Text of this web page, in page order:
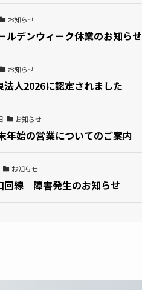
お知らせ
ルデンウィーク休業のお知らせ
お知らせ
法人2026に認定されました
お知らせ
始の営業についてのご案内
お知らせ
回線 障害発生のお知らせ